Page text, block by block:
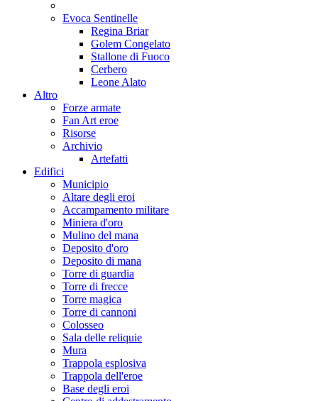
Evoca Sentinelle
Regina Briar
Golem Congelato
Stallone di Fuoco
Cerbero
Leone Alato
Altro
Forze armate
Fan Art eroe
Risorse
Archivio
Artefatti
Edifici
Municipio
Altare degli eroi
Accampamento militare
Miniera d'oro
Mulino del mana
Deposito d'oro
Deposito di mana
Torre di guardia
Torre di frecce
Torre magica
Torre di cannoni
Colosseo
Sala delle reliquie
Mura
Trappola esplosiva
Trappola dell'eroe
Base degli eroi